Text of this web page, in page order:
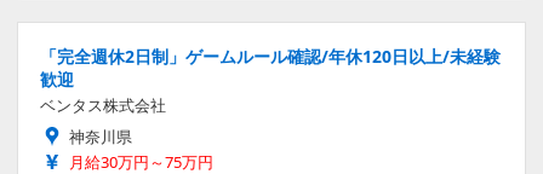
「完全週休2日制」ゲームルール確認/年休120日以上/未経験
歓迎
ベンタス株式会社
神奈川県
月給30万円～75万円